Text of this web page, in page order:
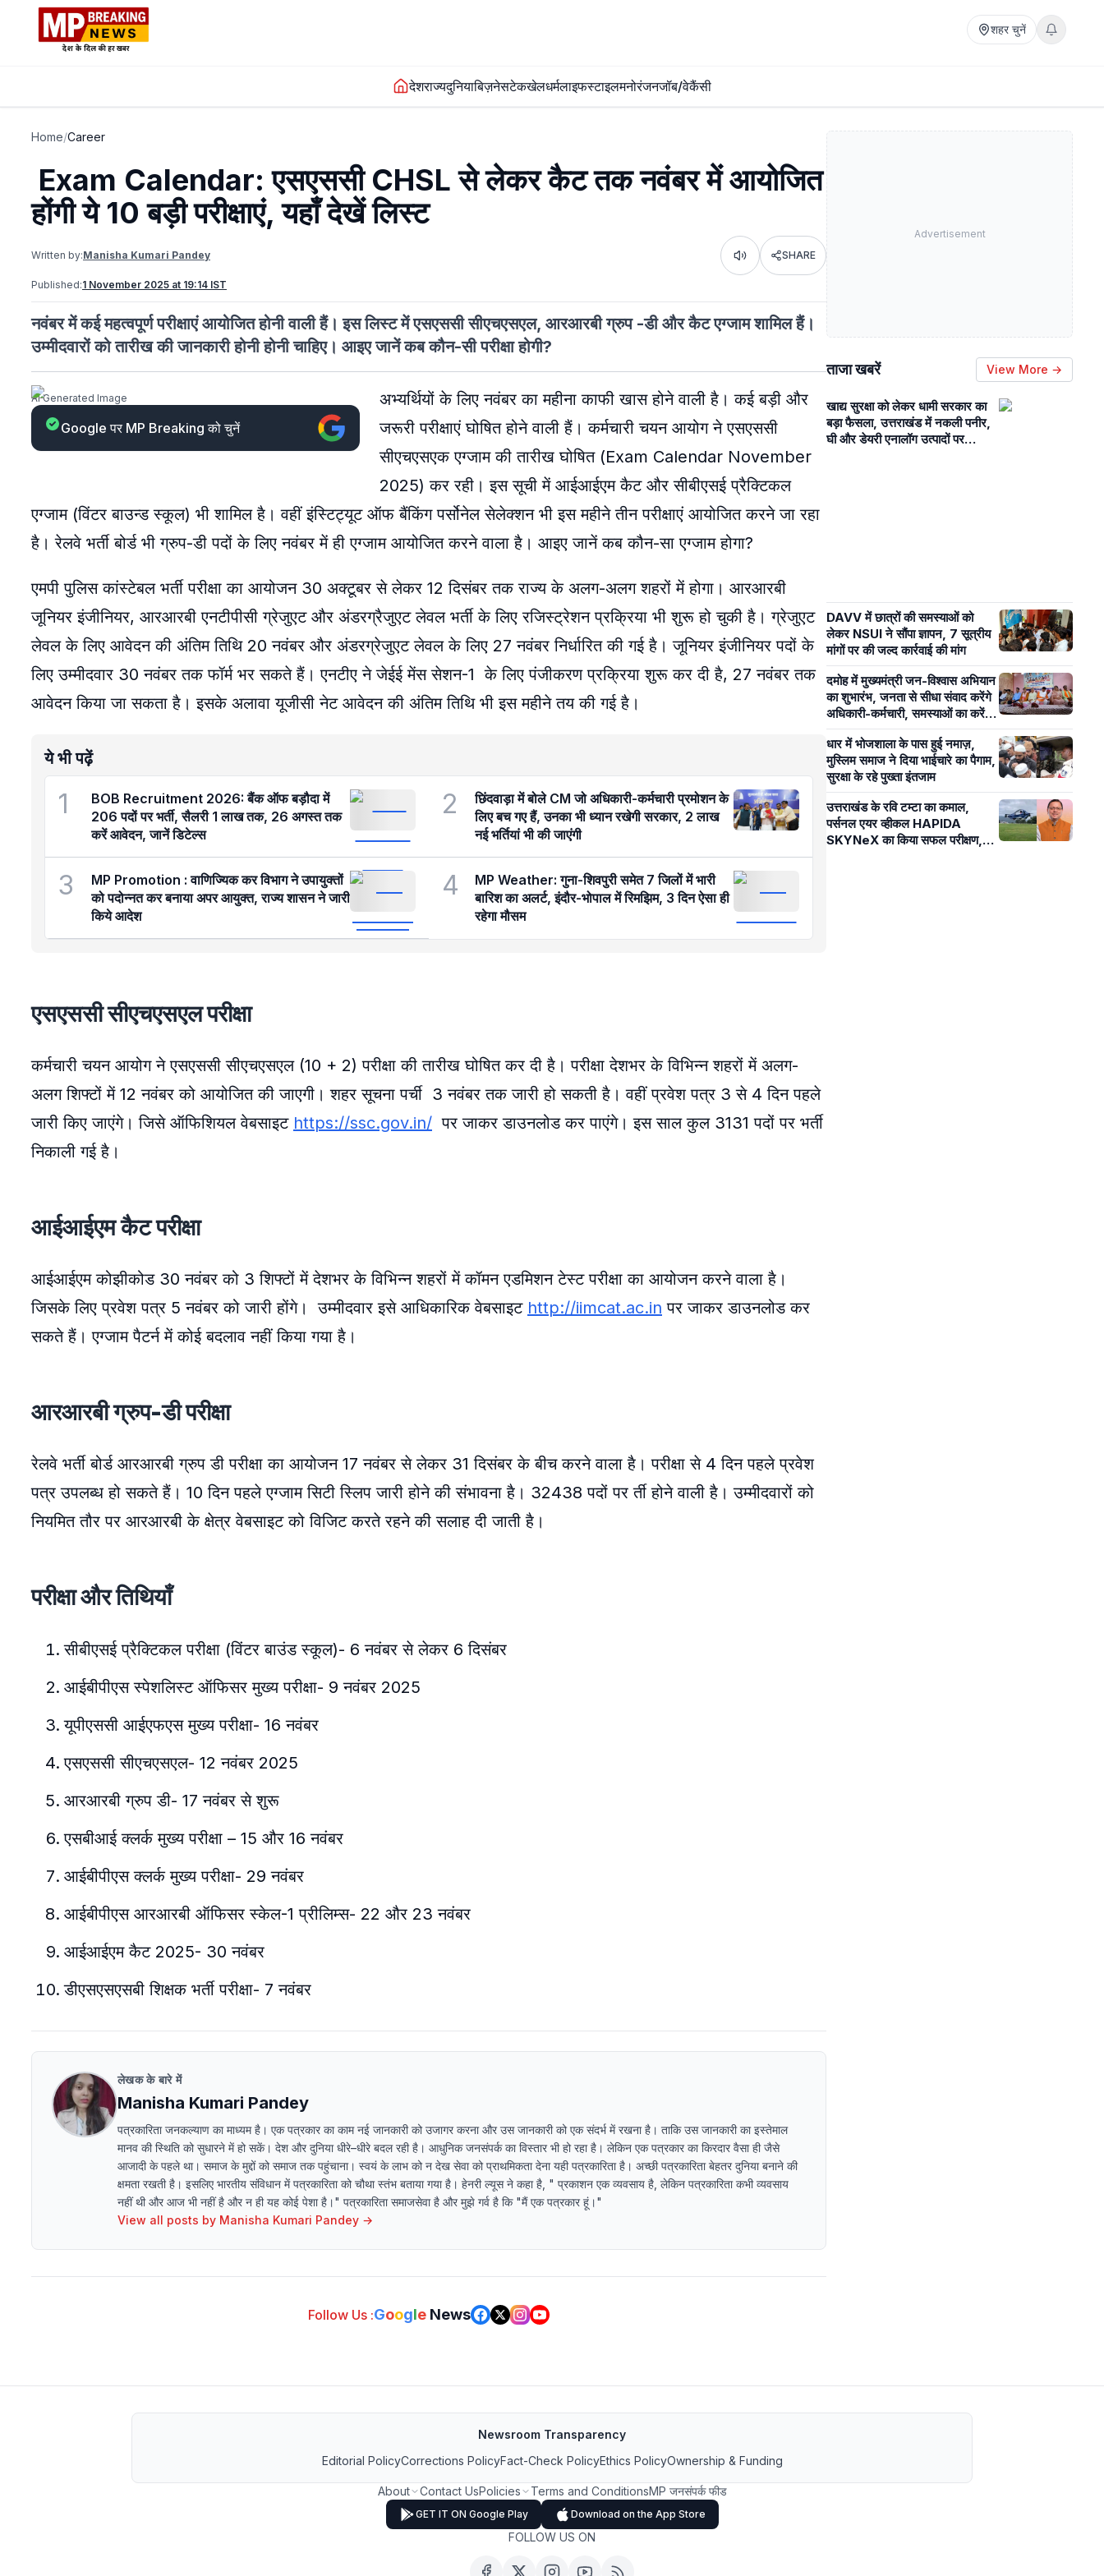
शहर चुनें
देशराज्यदुनियाबिज़नेसटेकखेलधर्मलाइफस्टाइलमनोरंजनजॉब/वेकैंसी
Home/Career
Exam Calendar: एसएससी CHSL से लेकर कैट तक नवंबर में आयोजित
होंगी ये 10 बड़ी परीक्षाएं, यहाँ देखें लिस्ट
Written by:Manisha Kumari Pandey Listen SHARE
Published:1 November 2025 at 19:14 IST
नवंबर में कई महत्वपूर्ण परीक्षाएं आयोजित होनी वाली हैं। इस लिस्ट में एसएससी सीएचएसएल, आरआरबी ग्रुप -डी और कैट एग्जाम शामिल हैं।
उम्मीदवारों को तारीख की जानकारी होनी होनी चाहिए। आइए जानें कब कौन-सी परीक्षा होगी?
AI Generated Image
Google पर MP Breaking को चुनें
अभ्यर्थियों के लिए नवंबर का महीना काफी खास होने वाली है। कई बड़ी और
जरूरी परीक्षाएं घोषित होने वाली हैं। कर्मचारी चयन आयोग ने एसएससी
सीएचएसएक एग्जाम की तारीख घोषित (Exam Calendar November
2025) कर रही। इस सूची में आईआईएम कैट और सीबीएसई प्रैक्टिकल
एग्जाम (विंटर बाउन्ड स्कूल) भी शामिल है। वहीं इंस्टिट्यूट ऑफ बैंकिंग पर्सोनेल सेलेक्शन भी इस महीने तीन परीक्षाएं आयोजित करने जा रहा
है। रेलवे भर्ती बोर्ड भी ग्रुप-डी पदों के लिए नवंबर में ही एग्जाम आयोजित करने वाला है। आइए जानें कब कौन-सा एग्जाम होगा?
एमपी पुलिस कांस्टेबल भर्ती परीक्षा का आयोजन 30 अक्टूबर से लेकर 12 दिसंबर तक राज्य के अलग-अलग शहरों में होगा। आरआरबी
जूनियर इंजीनियर, आरआरबी एनटीपीसी ग्रेजुएट और अंडरग्रैजुएट लेवल भर्ती के लिए रजिस्ट्रेशन प्रक्रिया भी शुरू हो चुकी है। ग्रेजुएट
लेवल के लिए आवेदन की अंतिम तिथि 20 नवंबर और अंडरग्रेजुएट लेवल के लिए 27 नवंबर निर्धारित की गई है। जूनियर इंजीनियर पदों के
लिए उम्मीदवार 30 नवंबर तक फॉर्म भर सकते हैं। एनटीए ने जेईई मेंस सेशन-1 के लिए पंजीकरण प्रक्रिया शुरू कर दी है, 27 नवंबर तक
आवेदन किया जा सकता है। इसके अलावा यूजीसी नेट आवेदन की अंतिम तिथि भी इस महीने तय की गई है।
ये भी पढ़ें
1
BOB Recruitment 2026: बैंक ऑफ बड़ौदा में
206 पदों पर भर्ती, सैलरी 1 लाख तक, 26 अगस्त तक
करें आवेदन, जानें डिटेल्स
2
छिंदवाड़ा में बोले CM जो अधिकारी-कर्मचारी प्रमोशन के
लिए बच गए हैं, उनका भी ध्यान रखेगी सरकार, 2 लाख
नई भर्तियां भी की जाएंगी
3
MP Promotion : वाणिज्यिक कर विभाग ने उपायुक्तों
को पदोन्नत कर बनाया अपर आयुक्त, राज्य शासन ने जारी
किये आदेश
4
MP Weather: गुना-शिवपुरी समेत 7 जिलों में भारी
बारिश का अलर्ट, इंदौर-भोपाल में रिमझिम, 3 दिन ऐसा ही
रहेगा मौसम
एसएससी सीएचएसएल परीक्षा
कर्मचारी चयन आयोग ने एसएससी सीएचएसएल (10 + 2) परीक्षा की तारीख घोषित कर दी है। परीक्षा देशभर के विभिन्न शहरों में अलग-
अलग शिफ्टों में 12 नवंबर को आयोजित की जाएगी। शहर सूचना पर्ची 3 नवंबर तक जारी हो सकती है। वहीं प्रवेश पत्र 3 से 4 दिन पहले
जारी किए जाएंगे। जिसे ऑफिशियल वेबसाइट https://ssc.gov.in/ पर जाकर डाउनलोड कर पाएंगे। इस साल कुल 3131 पदों पर भर्ती
निकाली गई है।
आईआईएम कैट परीक्षा
आईआईएम कोझीकोड 30 नवंबर को 3 शिफ्टों में देशभर के विभिन्न शहरों में कॉमन एडमिशन टेस्ट परीक्षा का आयोजन करने वाला है।
जिसके लिए प्रवेश पत्र 5 नवंबर को जारी होंगे। उम्मीदवार इसे आधिकारिक वेबसाइट http://iimcat.ac.in पर जाकर डाउनलोड कर
सकते हैं। एग्जाम पैटर्न में कोई बदलाव नहीं किया गया है।
आरआरबी ग्रुप-डी परीक्षा
रेलवे भर्ती बोर्ड आरआरबी ग्रुप डी परीक्षा का आयोजन 17 नवंबर से लेकर 31 दिसंबर के बीच करने वाला है। परीक्षा से 4 दिन पहले प्रवेश
पत्र उपलब्ध हो सकते हैं। 10 दिन पहले एग्जाम सिटी स्लिप जारी होने की संभावना है। 32438 पदों पर र्ती होने वाली है। उम्मीदवारों को
नियमित तौर पर आरआरबी के क्षेत्र वेबसाइट को विजिट करते रहने की सलाह दी जाती है।
परीक्षा और तिथियाँ
सीबीएसई प्रैक्टिकल परीक्षा (विंटर बाउंड स्कूल)- 6 नवंबर से लेकर 6 दिसंबर
आईबीपीएस स्पेशलिस्ट ऑफिसर मुख्य परीक्षा- 9 नवंबर 2025
यूपीएससी आईएफएस मुख्य परीक्षा- 16 नवंबर
एसएससी सीएचएसएल- 12 नवंबर 2025
आरआरबी ग्रुप डी- 17 नवंबर से शुरू
एसबीआई क्लर्क मुख्य परीक्षा – 15 और 16 नवंबर
आईबीपीएस क्लर्क मुख्य परीक्षा- 29 नवंबर
आईबीपीएस आरआरबी ऑफिसर स्केल-1 प्रीलिम्स- 22 और 23 नवंबर
आईआईएम कैट 2025- 30 नवंबर
डीएसएसएसबी शिक्षक भर्ती परीक्षा- 7 नवंबर
लेखक के बारे में
Manisha Kumari Pandey
पत्रकारिता जनकल्याण का माध्यम है। एक पत्रकार का काम नई जानकारी को उजागर करना और उस जानकारी को एक संदर्भ में रखना है। ताकि उस जानकारी का इस्तेमाल
मानव की स्थिति को सुधारने में हो सकें। देश और दुनिया धीरे–धीरे बदल रही है। आधुनिक जनसंपर्क का विस्तार भी हो रहा है। लेकिन एक पत्रकार का किरदार वैसा ही जैसे
आजादी के पहले था। समाज के मुद्दों को समाज तक पहुंचाना। स्वयं के लाभ को न देख सेवा को प्राथमिकता देना यही पत्रकारिता है। अच्छी पत्रकारिता बेहतर दुनिया बनाने की
क्षमता रखती है। इसलिए भारतीय संविधान में पत्रकारिता को चौथा स्तंभ बताया गया है। हेनरी ल्यूस ने कहा है, " प्रकाशन एक व्यवसाय है, लेकिन पत्रकारिता कभी व्यवसाय
नहीं थी और आज भी नहीं है और न ही यह कोई पेशा है।" पत्रकारिता समाजसेवा है और मुझे गर्व है कि "मैं एक पत्रकार हूं।"
View all posts by Manisha Kumari Pandey →
Follow Us :Google News
Advertisement
ताजा खबरें View More →
खाद्य सुरक्षा को लेकर धामी सरकार का
बड़ा फैसला, उत्तराखंड में नकली पनीर,
घी और डेयरी एनालॉग उत्पादों पर
DAVV में छात्रों की समस्याओं को
लेकर NSUI ने सौंपा ज्ञापन, 7 सूत्रीय
मांगों पर की जल्द कार्रवाई की मांग
दमोह में मुख्यमंत्री जन-विश्वास अभियान
का शुभारंभ, जनता से सीधा संवाद करेंगे
अधिकारी-कर्मचारी, समस्याओं का करेंगे
निराकरण
धार में भोजशाला के पास हुई नमाज़,
मुस्लिम समाज ने दिया भाईचारे का पैगाम,
सुरक्षा के रहे पुख्ता इंतजाम
उत्तराखंड के रवि टम्टा का कमाल,
पर्सनल एयर व्हीकल HAPIDA
SKYNeX का किया सफल परीक्षण,
Newsroom Transparency
Editorial PolicyCorrections PolicyFact-Check PolicyEthics PolicyOwnership & Funding
About Contact UsPolicies Terms and ConditionsMP जनसंपर्क फीड
GET IT ON Google Play Download on the App Store
FOLLOW US ON